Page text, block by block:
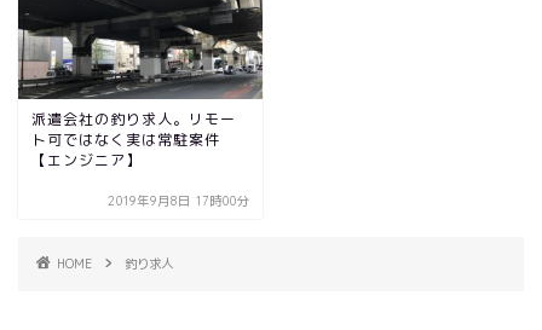
派遣会社の釣り求人。リモー
ト可ではなく実は常駐案件
【エンジニア】
2019年9月8日 17時00分
HOME 釣り求人